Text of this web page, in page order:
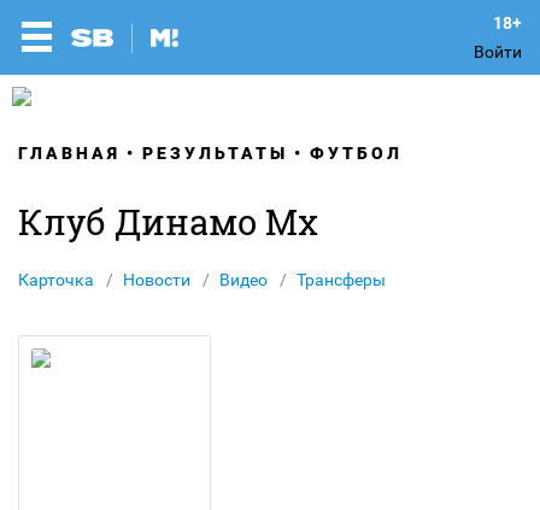
Войти
ГЛАВНАЯ РЕЗУЛЬТАТЫ ФУТБОЛ
Клуб Динамо Мх
Карточка Новости Видео Трансферы